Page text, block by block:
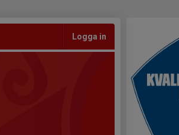
Logga in